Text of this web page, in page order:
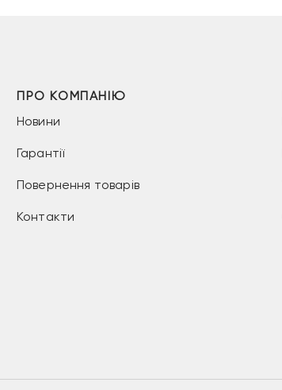
ПРО КОМПАНІЮ
Новини
Гарантії
Повернення товарів
Контакти